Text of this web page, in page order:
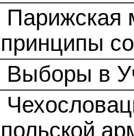
Парижская
принципы
Выборы в
польской